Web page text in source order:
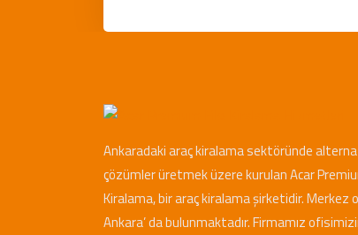
Ankaradaki araç kiralama sektöründe
çözümler üretmek üzere kurulan Acar
Kiralama, bir araç kiralama şirketidir. Merkez
Ankara’ da bulunmaktadır. Firmamız